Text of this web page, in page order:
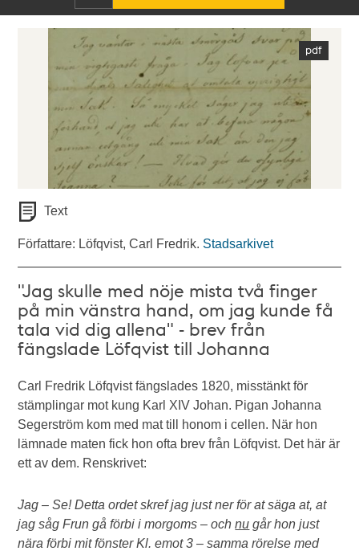
Text
Författare: Löfqvist, Carl Fredrik. Stadsarkivet
"Jag skulle med nöje mista två finger
på min vänstra hand, om jag kunde få
tala vid dig allena" - brev från
fängslade Löfqvist till Johanna
Carl Fredrik Löfqvist fängslades 1820, misstänkt för
stämplingar mot kung Karl XIV Johan. Pigan Johanna
Segerström kom med mat till honom i cellen. När hon
lämnade maten fick hon ofta brev från Löfqvist. Det här är
ett av dem. Renskrivet:
Jag – Se! Detta ordet skref jag just ner för at säga at, at
jag såg Frun gå förbi i morgoms – ochnu går hon just
nära förbi mit fönster Kl. emot 3 – samma rörelse med